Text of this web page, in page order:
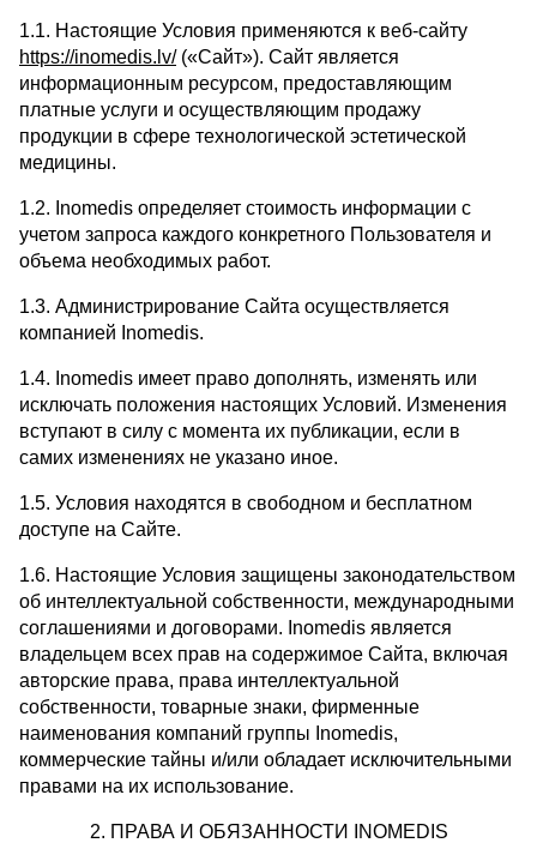
1.1. Настоящие Условия применяются к веб-сайту
https://inomedis.lv/(«Сайт»). Сайт является
информационным ресурсом, предоставляющим
платные услуги и осуществляющим продажу
продукции в сфере технологической эстетической
медицины.
1.2. Inomedis определяет стоимость информации с
учетом запроса каждого конкретного Пользователя и
объема необходимых работ.
1.3. Администрирование Сайта осуществляется
компанией Inomedis.
1.4. Inomedis имеет право дополнять, изменять или
исключать положения настоящих Условий. Изменения
вступают в силу с момента их публикации, если в
самих изменениях не указано иное.
1.5. Условия находятся в свободном и бесплатном
доступе на Сайте.
1.6. Настоящие Условия защищены законодательством
об интеллектуальной собственности, международными
соглашениями и договорами. Inomedis является
владельцем всех прав на содержимое Сайта, включая
авторские права, права интеллектуальной
собственности, товарные знаки, фирменные
наименования компаний группы Inomedis,
коммерческие тайны и/или обладает исключительными
правами на их использование.
2. ПРАВА И ОБЯЗАННОСТИ INOMEDIS